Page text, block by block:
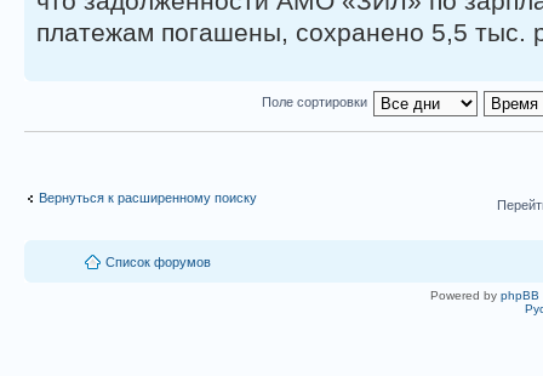
платежам погашены, сохранено 5,5 тыс.
Поле сортировки
Вернуться к расширенному поиску
Список форумов
Powered by phpBB